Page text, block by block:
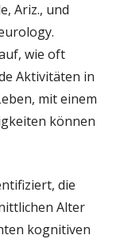
Ariz., und
wie oft
Aktivitäten in
mit einem
können
die
Alter
kognitiven